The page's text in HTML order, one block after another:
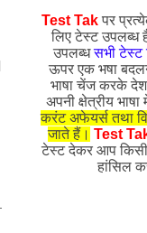
Test Takपर
लिए टेस्ट उपलब्ध
उपलब्धसभी टेस्ट
ऊपर एक भषा
भाषा चेंज करके देश
अपनी क्षेत्रीय
करंट अफेयर्स तथा
जाते हैं। Test
टेस्ट देकर आप
हांसिल